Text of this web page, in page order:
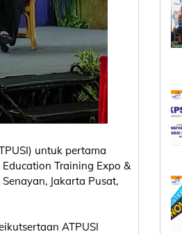
untuk pertama
Training Expo &
Jakarta Pusat,
ATPUSI